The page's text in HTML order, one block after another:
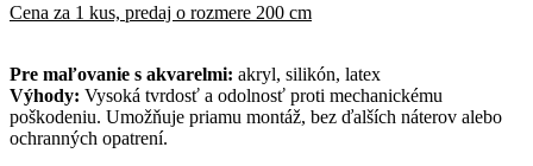
Cena za 1 kus, predaj o rozmere 200 cm
Pre maľovanie s akvarelmi: akryl, silikón, latex
Výhody: Vysoká tvrdosť a odolnosť proti mechanickému
poškodeniu. Umožňuje priamu montáž, bez ďalších náterov alebo
ochranných opatrení.